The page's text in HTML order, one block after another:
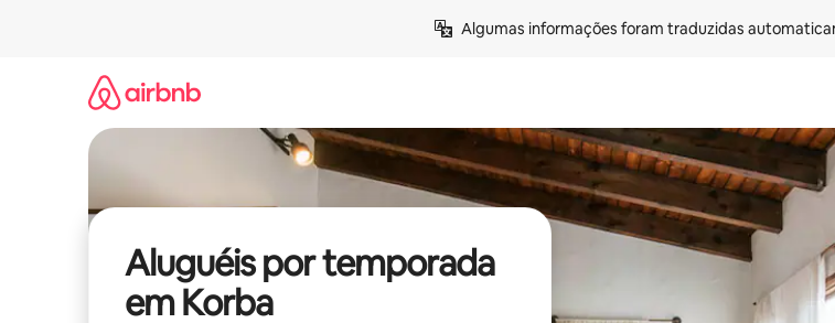
Algumas informações foram traduzidas
Aluguéis por temporada
em Korba